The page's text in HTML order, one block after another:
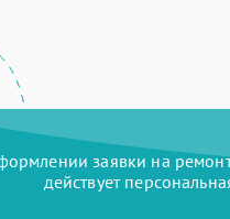
заявки на ремонт
действует